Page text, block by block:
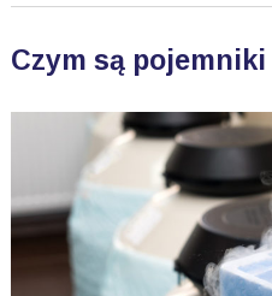
Czym są pojemniki